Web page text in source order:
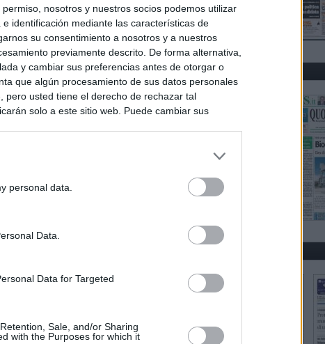
nosotros y nuestros socios podemos utilizar
identificación mediante las características de
su consentimiento a nosotros y a nuestros
previamente descrito. De forma alternativa,
y cambiar sus preferencias antes de otorgar o
que algún procesamiento de sus datos personales
pero usted tiene el derecho de rechazar tal
solo a este sitio web. Puede cambiar sus
personal data.
Data.
Data for Targeted
Sale, and/or Sharing
with the Purposes for which it